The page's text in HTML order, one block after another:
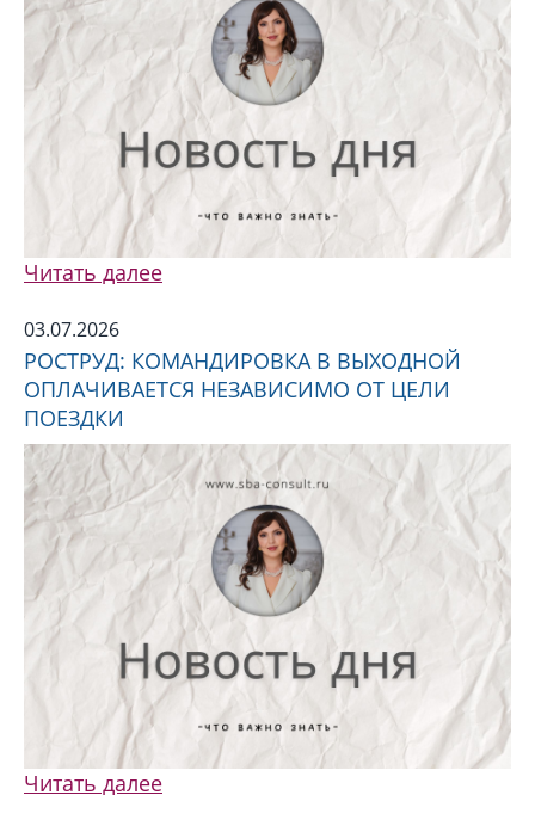
Читать далее
03.07.2026
РОСТРУД: КОМАНДИРОВКА В ВЫХОДНОЙ
ОПЛАЧИВАЕТСЯ НЕЗАВИСИМО ОТ ЦЕЛИ
ПОЕЗДКИ
Читать далее